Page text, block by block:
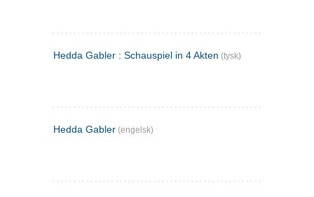
Hedda Gabler : Schauspiel in 4 Akten (tysk)
Hedda Gabler (engelsk)